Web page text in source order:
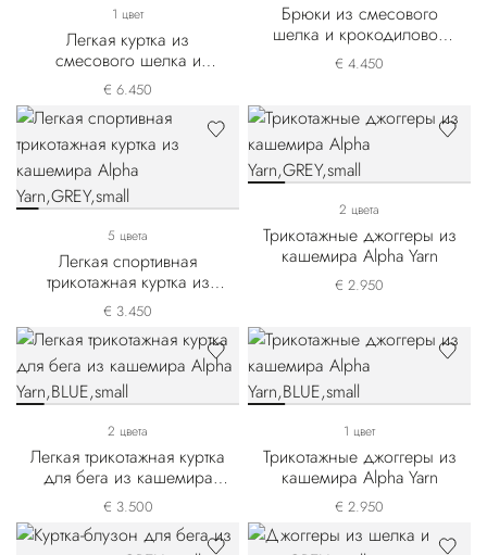
1 цвет
Легкая куртка из
смесового шелка и
крокодиловой кожи
€ 6.450
Брюки из смесового
шелка и крокодиловой
кожи
€ 4.450
5 цвета
Легкая спортивная
трикотажная куртка из
кашемира Alpha Yarn
€ 3.450
2 цвета
Трикотажные джоггеры из
кашемира Alpha Yarn
€ 2.950
2 цвета
Легкая трикотажная куртка
для бега из кашемира
Alpha Yarn
€ 3.500
1 цвет
Трикотажные джоггеры из
кашемира Alpha Yarn
€ 2.950